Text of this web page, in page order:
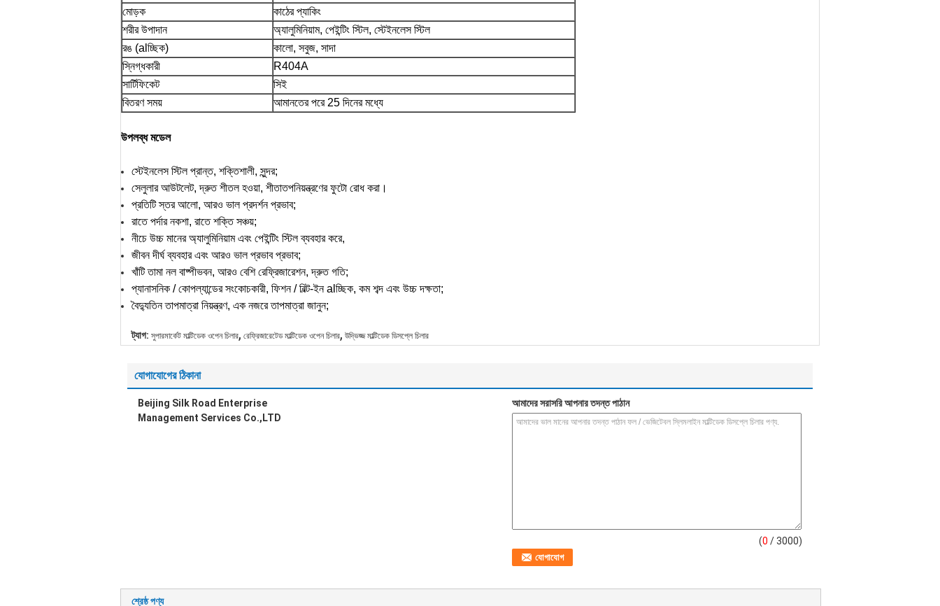
মোড়ক
কাঠের প্যাকিং
শরীর উপাদান
অ্যালুমিনিয়াম, পেইন্টিং স্টিল, স্টেইনলেস স্টিল
রঙ (alচ্ছিক)
কালো, সবুজ, সাদা
স্নিগ্ধকারী
R404A
সার্টিফিকেট
সিই
বিতরণ সময়
আমানতের পরে 25 দিনের মধ্যে
উপলব্ধ মডেল
স্টেইনলেস স্টিল প্রান্ত, শক্তিশালী, সুন্দর;
সেলুলার আউটলেট, দ্রুত শীতল হওয়া, শীতাতপনিয়ন্ত্রণের ফুটো রোধ করা।
প্রতিটি স্তর আলো, আরও ভাল প্রদর্শন প্রভাব;
রাতে পর্দার নকশা, রাতে শক্তি সঞ্চয়;
নীচে উচ্চ মানের অ্যালুমিনিয়াম এবং পেইন্টিং স্টিল ব্যবহার করে,
জীবন দীর্ঘ ব্যবহার এবং আরও ভাল প্রভাব প্রভাব;
খাঁটি তামা নল বাষ্পীভবন, আরও বেশি রেফ্রিজারেশন, দ্রুত গতি;
প্যানাসনিক / কোপল্যান্ডের সংকোচকারী, ফিশন / বিল্ট-ইন alচ্ছিক, কম শব্দ এবং উচ্চ দক্ষতা;
বৈদ্যুতিন তাপমাত্রা নিয়ন্ত্রণ, এক নজরে তাপমাত্রা জানুন;
ট্যাগ: সুপারমার্কেট মাল্টিডেক ওপেন চিলার, রেফ্রিজারেটেড মাল্টিডেক ওপেন চিলার, উদ্ভিজ্জ মাল্টিডেক ডিসপ্লে চিলার
যোগাযোগের ঠিকানা
Beijing Silk Road Enterprise
Management Services Co.,LTD
আমাদের সরাসরি আপনার তদন্ত পাঠান
(0 / 3000)
শ্রেষ্ঠ পণ্য